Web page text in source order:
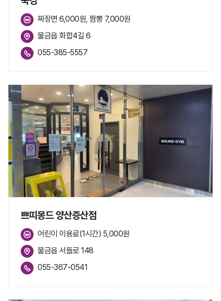
짜장면 6,000원, 짬뽕 7,000원
물금읍 화합4길 6
055-385-5557
쁘띠몽드 양산증산점
어린이 이용료(1시간) 5,000원
물금읍 서들로 148
055-367-0541